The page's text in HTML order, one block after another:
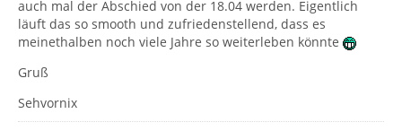
auch mal der Abschied von der 18.04 werden. Eigentlich
läuft das so smooth und zufriedenstellend, dass es
meinethalben noch viele Jahre so weiterleben könnte
Gruß
Sehvornix